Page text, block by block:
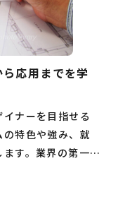
応用までを学
ナーを目指せる
特色や強み、就
す。業界の第一線